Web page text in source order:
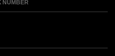
NUMBER